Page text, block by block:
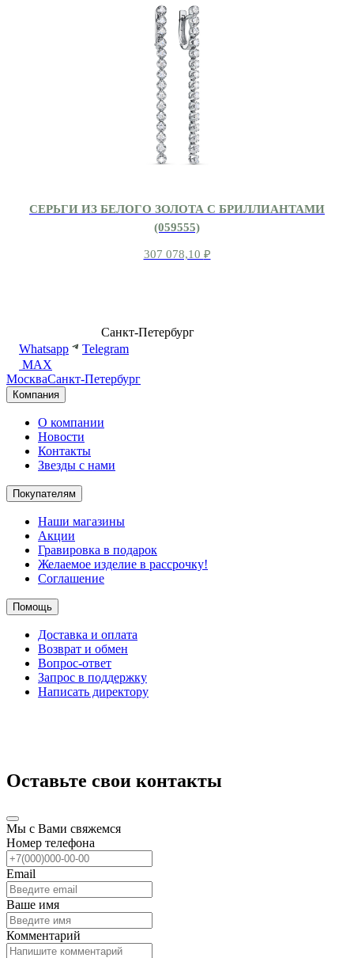
СЕРЬГИ ИЗ БЕЛОГО ЗОЛОТА С БРИЛЛИАНТАМИ
(059555)
307 078,10 ₽
Санкт-Петербург
Whatsapp
Telegram
MAX
МоскваСанкт-Петербург
Компания
О компании
Новости
Контакты
Звезды с нами
Покупателям
Наши магазины
Акции
Гравировка в подарок
Желаемое изделие в рассрочку!
Соглашение
Помощь
Доставка и оплата
Возврат и обмен
Вопрос-ответ
Запрос в поддержку
Написать директору
Оставьте свои контакты
Мы с Вами свяжемся
Номер телефона
Email
Ваше имя
Комментарий